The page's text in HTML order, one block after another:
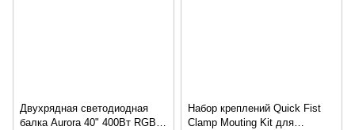
Двухрядная светодиодная
балка Aurora 40" 400Вт RGB
Набор креплений Quick Fist
Clamp Mouting Kit для